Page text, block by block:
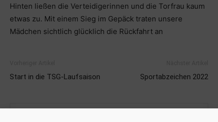
Hinten ließen die Verteidigerinnen und die Torfrau kaum
etwas zu. Mit einem Sieg im Gepäck traten unsere
Mädchen sichtlich glücklich die Rückfahrt an
Start in die TSG-Laufsaison Sportabzeichen 2022